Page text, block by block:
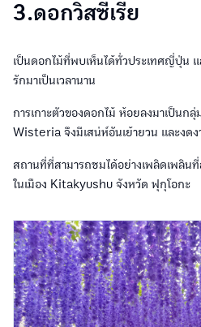
3.ดอกวิสซีเรีย
เป็นดอกไม้ที่พบเห็นได้ทั่วประเทศญี่ปุ่น
รักมาเป็นเวลานาน
การเกาะตัวของดอกไม้ ห้อยลงมาเป็นก
Wisteria จึงมีเสน่ห์อันเย้ายวน และงด
สถานที่ที่สามารถชมได้อย่างเพลิดเพลิ
ในเมือง Kitakyushu จังหวัด ฟุกุโอกะ